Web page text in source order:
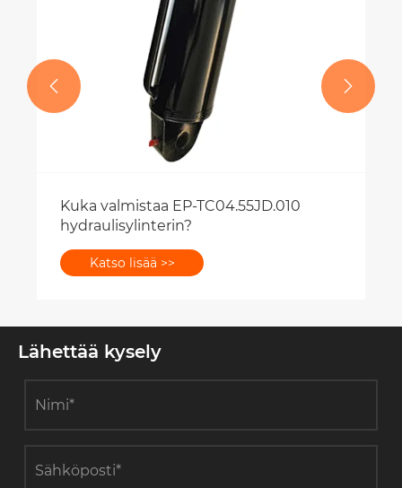
Mitä etuja rengaspyörän käytöstä on
planeettavaihteistossa?
Katso lisää >>
 
Lähettää kysely